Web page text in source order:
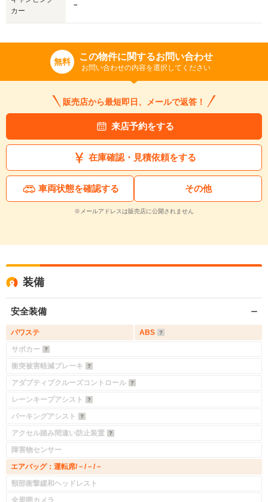
カー
－
無料 この物件に関するお問い合わせ
お問い合わせの内容を選択してください
販売店から最短即日、メールで返答！
来店予約をする
在庫確認・見積依頼をする
車両状態を確認する その他
※メールアドレスは販売店に公開されません
装備
安全装備
パワステ
ABS
サポカー
衝突被害軽減ブレーキ
アダプティブクルーズコントロール
レーンキープアシスト
パーキングアシスト
アクセル踏み間違い防止装置
障害物センサー
エアバッグ：運転席/－/－/－
頸部衝撃緩和ヘッドレスト
全周囲カメラ